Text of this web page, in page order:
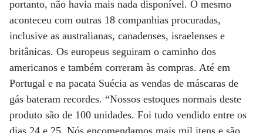
portanto, não havia mais nada disponível. O mesmo
aconteceu com outras 18 companhias procuradas,
inclusive as australianas, canadenses, israelenses e
britânicas. Os europeus seguiram o caminho dos
americanos e também correram às compras. Até em
Portugal e na pacata Suécia as vendas de máscaras de
gás bateram recordes. “Nossos estoques normais deste
produto são de 100 unidades. Foi tudo vendido entre os
dias 24 e 25. Nós encomendamos mais mil itens e são